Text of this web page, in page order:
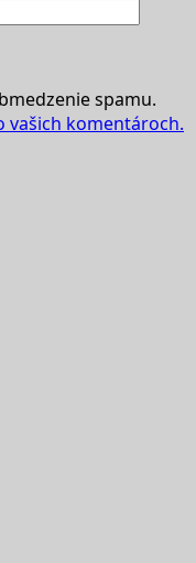
spamu.
vašich komentároch.